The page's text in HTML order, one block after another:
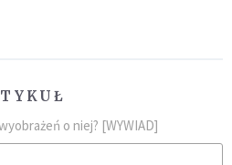
o niej? [WYWIAD]